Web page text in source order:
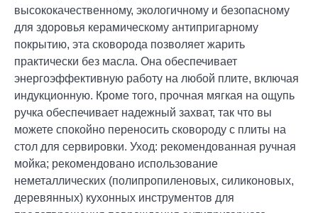
высококачественному, экологичному и безопасному
для здоровья керамическому антипригарному
покрытию, эта сковорода позволяет жарить
практически без масла. Она обеспечивает
энергоэффективную работу на любой плите, включая
индукционную. Кроме того, прочная мягкая на ощупь
ручка обеспечивает надежный захват, так что вы
можете спокойно переносить сковороду с плиты на
стол для сервировки. Уход: рекомендованная ручная
мойка; рекомендовано использование
неметаллических (полипропиленовых, силиконовых,
деревянных) кухонных инструментов для